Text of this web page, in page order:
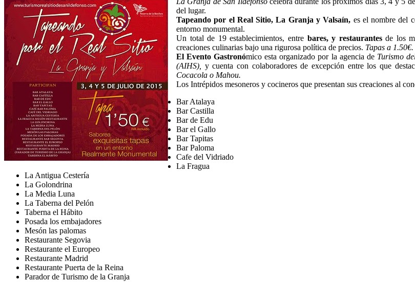
del lugar.
Tapeando por el Real Sitio, La Granja y Valsaín, es el nombre del
entorno monumental.
Un total de 19 establecimientos, entre bares, y restaurantesde los
creaciones culinarias bajo una rigurosa política de precios. Tapas a 1.50€.
El Evento Gastronómico esta organizado por la agencia de Turismo
(AIHS), y cuenta con colaboradores de excepción entre los que
Cocacola o Mahou.
Los Intrépidos mesoneros y cocineros que presentan sus creaciones al
Bar Atalaya
Bar Castilla
Bar de Edu
Bar el Gallo
Bar Tapitas
Bar Paloma
Cafe del Vidriado
La Fragua
La Antigua Cestería
La Golondrina
La Media Luna
La Taberna del Pelón
Taberna el Hábito
Posada los embajadores
Mesón las palomas
Restaurante Segovia
Restaurante el Europeo
Restaurante Madrid
Restaurante Puerta de la Reina
Parador de Turismo de la Granja